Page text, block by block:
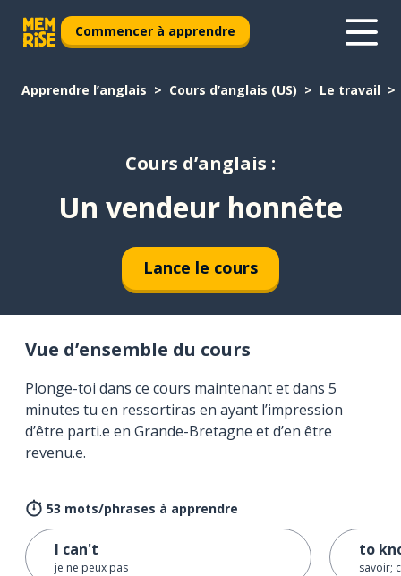
Commencer à apprendre
Apprendre l’anglais Cours d’anglais (US) Le travail
Cours d’anglais :
Un vendeur honnête
Lance le cours
Vue d’ensemble du cours
Plonge-toi dans ce cours maintenant et dans 5
minutes tu en ressortiras en ayant l’impression
d’être parti.e en Grande-Bretagne et d’en être
revenu.e.
53 mots/phrases à apprendre
I can't
je ne peux pas
to
savoir;